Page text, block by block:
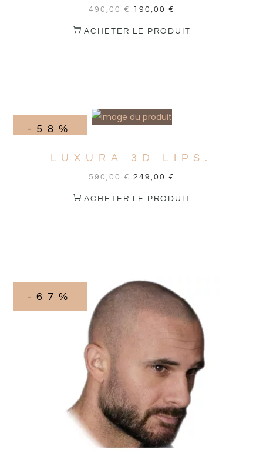
490,00 € 190,00 €
ACHETER LE PRODUIT
-58%
LUXURA 3D LIPS.
590,00 € 249,00 €
ACHETER LE PRODUIT
-67%